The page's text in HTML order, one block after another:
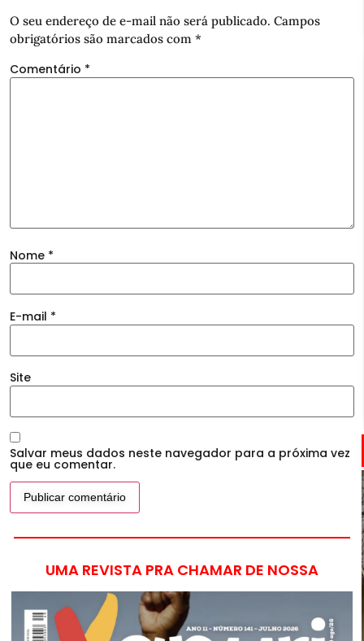
O seu endereço de e-mail não será publicado. Campos
obrigatórios são marcados com *
Comentário *
Nome *
E-mail *
Site
Salvar meus dados neste navegador para a próxima vez
que eu comentar.
UMA REVISTA PRA CHAMAR DE NOSSA